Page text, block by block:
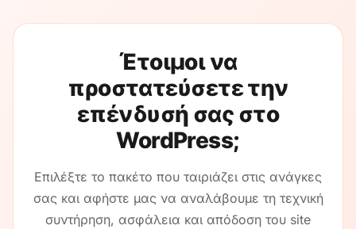
Downloads και membership plugins. Είμαστε ιδιαίτερα
δοκιμάζοντάς τες διεξοδικά για να διασφαλίσουμε ότι
δεν υπάρχει διακοπή στη διαδικασία checkout ή στα
δεδομένα προϊόντων σας.
Έτοιμοι να
προστατεύσετε την
επένδυσή σας στο
WordPress;
Επιλέξτε το πακέτο που ταιριάζει στις ανάγκες
σας και αφήστε μας να αναλάβουμε τη τεχνική
συντήρηση, ασφάλεια και απόδοση του site